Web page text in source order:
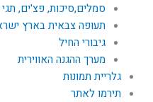
סמלים,סיכות, פצ'ים, תגי
תעופה צבאית בארץ
גיבורי החיל
מערך ההגנה האווירית
גלריית תמונות
תירמו לאתר